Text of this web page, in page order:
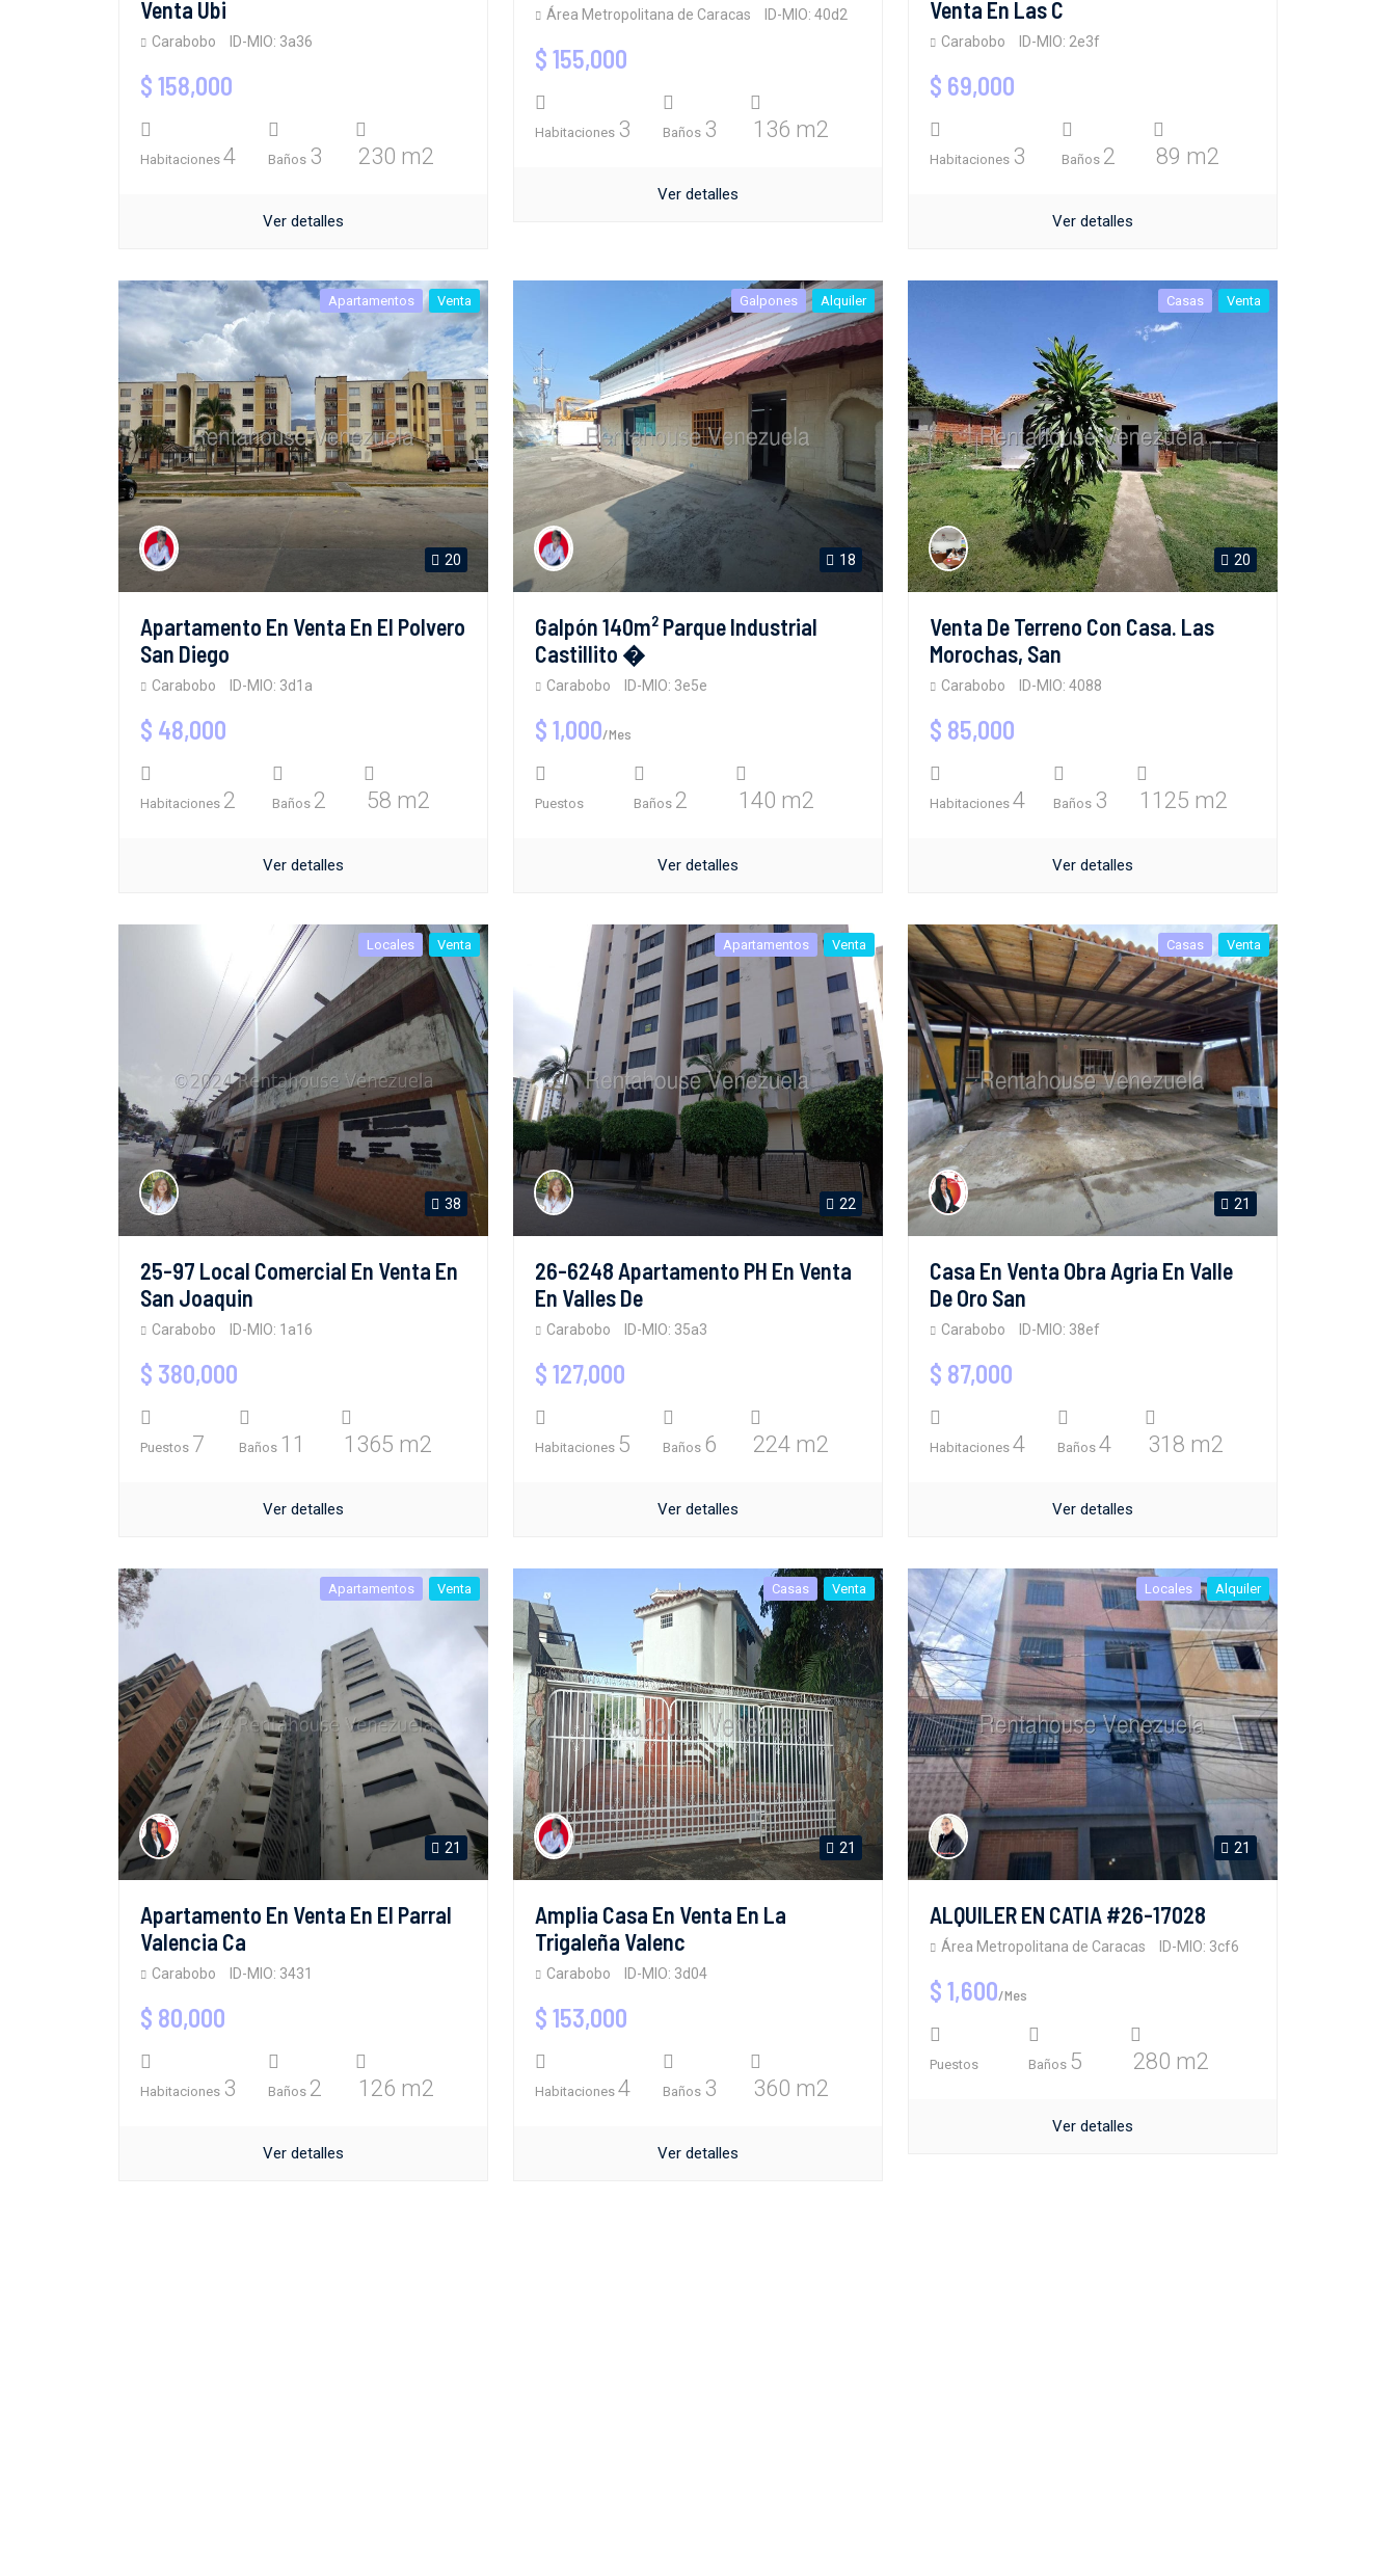
Venta Ubi
Carabobo ID-MIO: 3a36
$ 158,000
Habitaciones 4 Baños 3 230 m2
Ver detalles
Área Metropolitana de Caracas ID-MIO: 40d2
$ 155,000
Habitaciones 3 Baños 3 136 m2
Ver detalles
Venta En Las C
Carabobo ID-MIO: 2e3f
$ 69,000
Habitaciones 3 Baños 2 89 m2
Ver detalles
Apartamentos Venta
20
Apartamento En Venta En El Polvero
San Diego
Carabobo ID-MIO: 3d1a
$ 48,000
Habitaciones 2 Baños 2 58 m2
Ver detalles
Galpones Alquiler
18
Galpón 140m² Parque Industrial
Castillito �
Carabobo ID-MIO: 3e5e
$ 1,000/Mes
Puestos Baños 2 140 m2
Ver detalles
Casas Venta
20
Venta De Terreno Con Casa. Las
Morochas, San
Carabobo ID-MIO: 4088
$ 85,000
Habitaciones 4 Baños 3 1125 m2
Ver detalles
Locales Venta
38
25-97 Local Comercial En Venta En
San Joaquin
Carabobo ID-MIO: 1a16
$ 380,000
Puestos 7 Baños 11 1365 m2
Ver detalles
Apartamentos Venta
22
26-6248 Apartamento PH En Venta
En Valles De
Carabobo ID-MIO: 35a3
$ 127,000
Habitaciones 5 Baños 6 224 m2
Ver detalles
Casas Venta
21
Casa En Venta Obra Agria En Valle
De Oro San
Carabobo ID-MIO: 38ef
$ 87,000
Habitaciones 4 Baños 4 318 m2
Ver detalles
Apartamentos Venta
21
Apartamento En Venta En El Parral
Valencia Ca
Carabobo ID-MIO: 3431
$ 80,000
Habitaciones 3 Baños 2 126 m2
Ver detalles
Casas Venta
21
Amplia Casa En Venta En La
Trigaleña Valenc
Carabobo ID-MIO: 3d04
$ 153,000
Habitaciones 4 Baños 3 360 m2
Ver detalles
Locales Alquiler
21
ALQUILER EN CATIA #26-17028
Área Metropolitana de Caracas ID-MIO: 3cf6
$ 1,600/Mes
Puestos Baños 5 280 m2
Ver detalles